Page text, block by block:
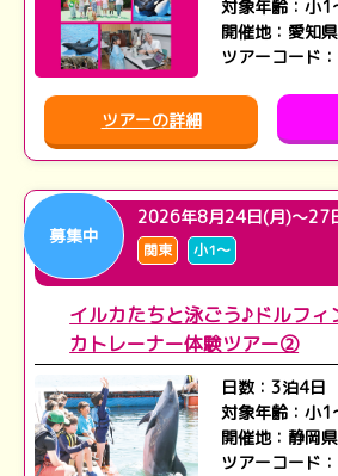
対象年齢：小1
開催地：愛知
ツアーコード
ツアーの詳細
募集中
2026年8月24日(月)～27
関東 小1～
イルカたちと泳ごう♪ドルフィ
カトレーナー体験ツアー②
日数：3泊4日
対象年齢：小1
開催地：静岡
ツアーコード